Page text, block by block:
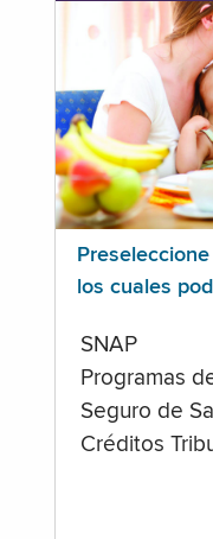
los cuales
SNAP
Programas
Seguro de
Créditos